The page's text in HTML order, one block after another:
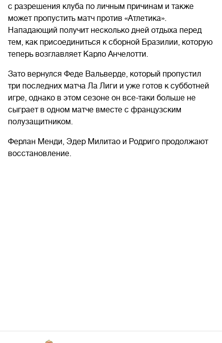
с разрешения клуба по личным причинам и также
может пропустить матч против «Атлетика».
Нападающий получит несколько дней отдыха перед
тем, как присоединиться к сборной Бразилии, которую
теперь возглавляет Карло Анчелотти.
Зато вернулся Феде Вальверде, который пропустил
три последних матча Ла Лиги и уже готов к субботней
игре, однако в этом сезоне он все-таки больше не
сыграет в одном матче вместе с французским
полузащитником.
Ферлан Менди, Эдер Милитао и Родриго продолжают
восстановление.